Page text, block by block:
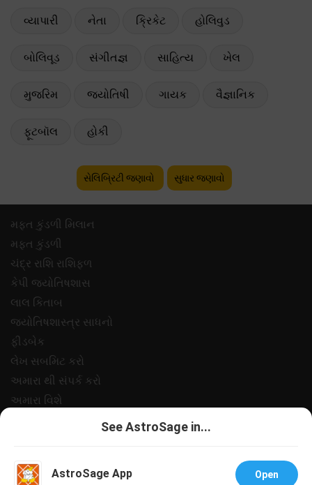
વ્યાપારી નેતા ક્રિકેટ હોલિવુડ
બોલિવૂડ સંગીતજ્ઞ સાહિત્ય ખેલ
મુજરિમ જ્યોતિષી ગાયક વૈજ્ઞાનિક
ફૂટબૉલ હોકી
સેલિબ્રિટી જણાવો સુધાર જણાવો
મફ્ત કુંડળી મિલાન
મફ્ત કુંડળી
ચંદ્ર રાશિ રાશિફળ
કેપી જ્યોતિષશાસ
લાલ કિતાબ
જ્યોતિષશાસ્ત્ર સાધનો
ફીડબેક
લેખ સબમિટ કરો
અમારા થી સંપર્ક કરો
અમારા વિશે
સપોર
See AstroSage in...
AstroSage App Open